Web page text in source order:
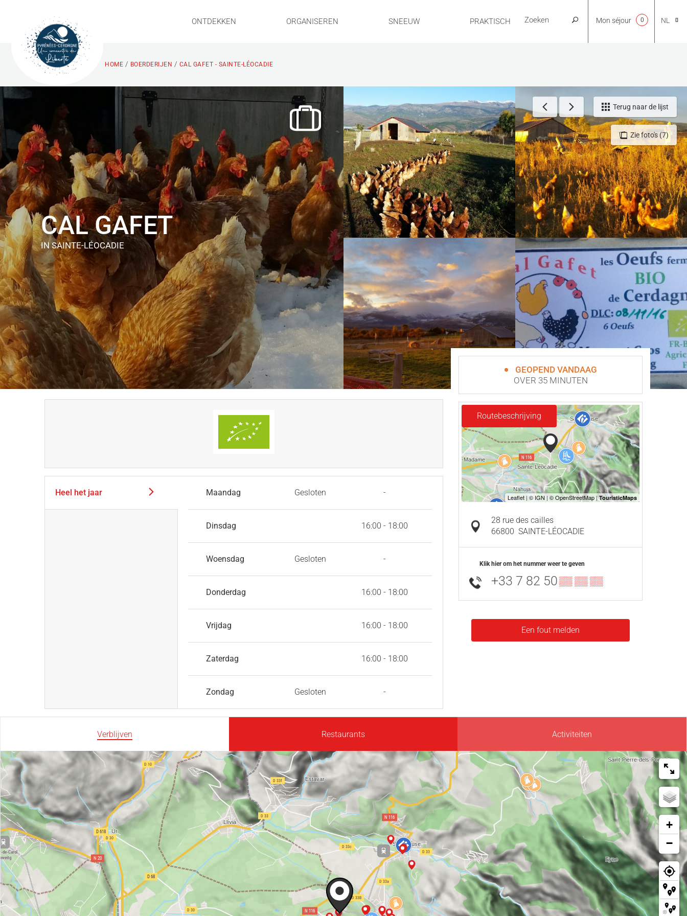
ONTDEKKEN ORGANISEREN SNEEUW PRAKTISCH NL
EN
FR
ES
Mon séjour 0
HOME / BOERDERIJEN / CAL GAFET - SAINTE-LÉOCADIE
Zie foto's (7)
Terug naar de lijst
CAL GAFET
IN SAINTE-LÉOCADIE
Heel het jaar Maandag Gesloten -
Dinsdag 16:00 - 18:00
Woensdag Gesloten -
Donderdag 16:00 - 18:00
Vrijdag 16:00 - 18:00
Zaterdag 16:00 - 18:00
Zondag Gesloten -
GEOPEND VANDAAG
OVER 35 MINUTEN
Routebeschrijving
28 rue des cailles
66800 SAINTE-LÉOCADIE
Klik hier om het nummer weer te geven
+33 7 82 50▒▒ ▒▒ ▒▒
Een fout melden
Verblijven Restaurants Activiteiten
+
−